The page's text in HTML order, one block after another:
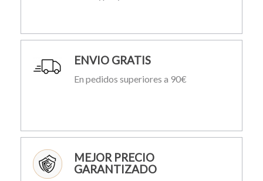
ENVIO GRATIS
En pedidos superiores a 90€
MEJOR PRECIO
GARANTIZADO